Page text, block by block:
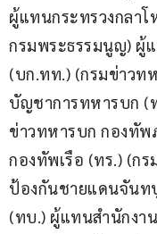
ผู้แทนกระทรวงกลา
กรมพระธรรมนูญ) ผู้
(บก.ทท.) (กรมข่าวท
บัญชาการทหารบก (
ข่าวทหารบก กองทัพ
กองทัพเรือ (ทร.) (กร
ป้องกันชายแดนจันท
(ทบ.) ผู้แทนสำนักงา